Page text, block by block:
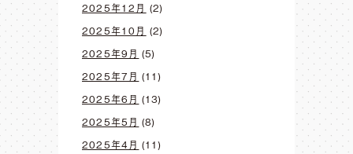
2025年12月 (2)
2025年10月 (2)
2025年9月 (5)
2025年7月 (11)
2025年6月 (13)
2025年5月 (8)
2025年4月 (11)